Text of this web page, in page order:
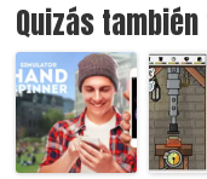
Quizás